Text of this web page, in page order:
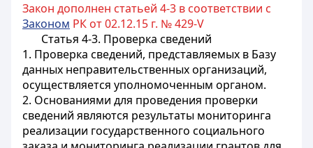
Закон дополнен статьей 4-3 в соответствии с
Законом РК от 02.12.15 г. № 429-V
Статья 4-3. Проверка сведений
1. Проверка сведений, представляемых в Базу
данных неправительственных организаций,
осуществляется уполномоченным органом.
2. Основаниями для проведения проверки
сведений являются результаты мониторинга
реализации государственного социального